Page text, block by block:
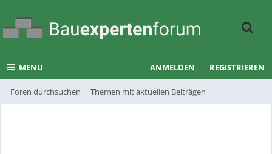
MENU
Foren durchsuchen Themen mit aktuellen Beiträgen
ANMELDEN REGISTRIEREN